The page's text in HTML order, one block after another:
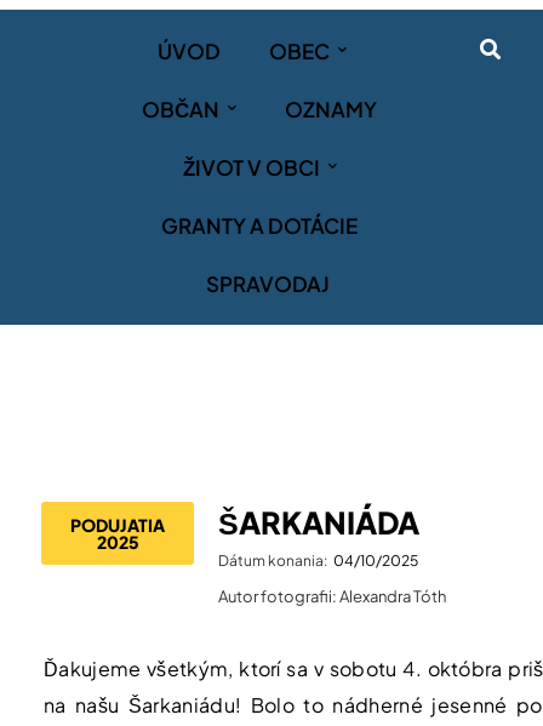
ÚVOD OBEC
OBČAN OZNAMY
ŽIVOT V OBCI
GRANTY A DOTÁCIE
SPRAVODAJ
PODUJATIA
2025 ŠARKANIÁDA
Dátum konania: 04/10/2025
Autor fotografii: Alexandra Tóth
Ďakujeme všetkým, ktorí sa v sobotu 4. októbra
na našu Šarkaniádu! Bolo to nádherné jesenné